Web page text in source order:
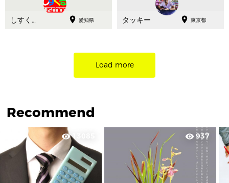
しすく
 愛知県 タッキー  東京都
Load more
Recommend
visibility13085 visibility 937